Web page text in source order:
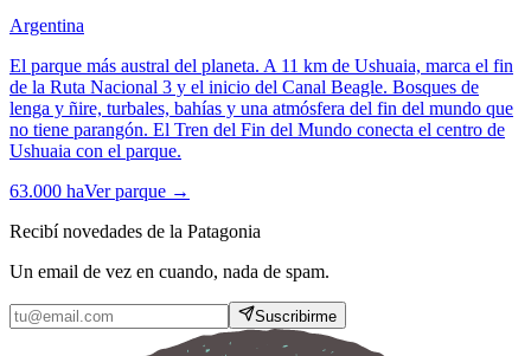
Argentina
El parque más austral del planeta. A 11 km de Ushuaia, marca el fin
de la Ruta Nacional 3 y el inicio del Canal Beagle. Bosques de
lenga y ñire, turbales, bahías y una atmósfera del fin del mundo que
no tiene parangón. El Tren del Fin del Mundo conecta el centro de
Ushuaia con el parque.
63.000 haVer parque →
Recibí novedades de la Patagonia
Un email de vez en cuando, nada de spam.
Suscribirme